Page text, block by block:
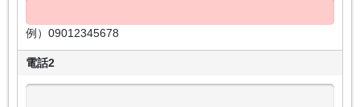
例）09012345678
電話2